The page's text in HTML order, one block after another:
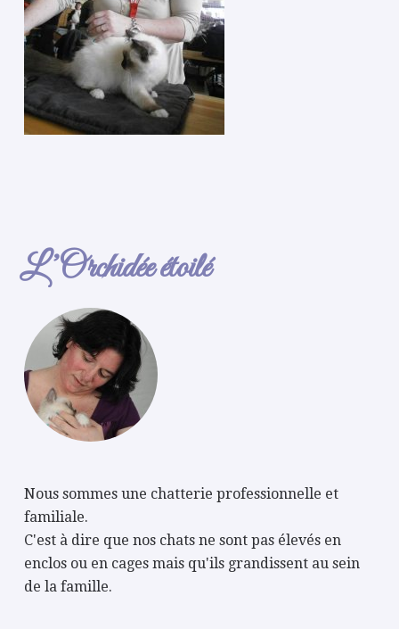
L’Orchidée étoilé
Nous sommes une chatterie professionnelle et
familiale.
C'est à dire que nos chats ne sont pas élevés en
enclos ou en cages mais qu'ils grandissent au sein
de la famille.